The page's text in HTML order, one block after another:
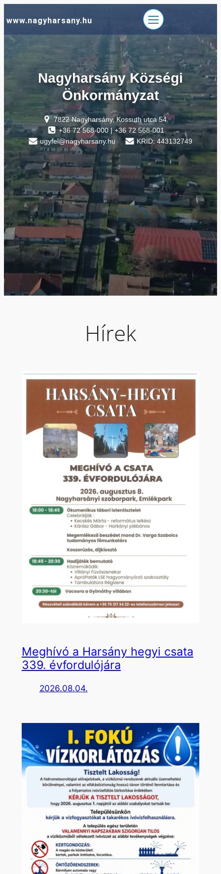
a
tartalomhoz
www.nagyharsany.hu
Nagyharsány Községi
Önkormányzat
7822 Nagyharsány, Kossuth utca 54.
+36 72 568-000 | +36 72 568-001
ugyfel@nagyharsany.hu
KRID: 443132749
Hírek
Meghívó a Harsány hegyi csata
339. évfordulójára
2026.08.04.